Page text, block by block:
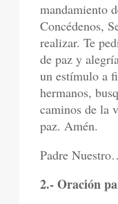
mandamiento
Concédenos,
realizar. Te
de paz y
un estímulo a
hermanos,
caminos de la
paz. Amén.
Padre
2.- Oración